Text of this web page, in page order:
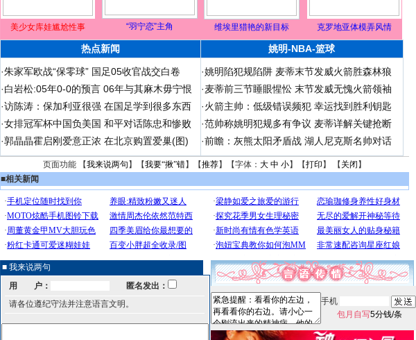
美少女库娃尴尬性事 “羽宁恋”主角 维埃里猎艳的新目标 克罗地亚体模弄风情
热点新闻 姚明-NBA-篮球
·朱家军欧战“保零球” 国足05收官战交白卷
·白岩松:05年0-0的预言 06年与其麻木毋宁恨
·访陈涛：保加利亚很强 在国足学到很多东西
·女排冠军杯中国负美国 和平对话陈忠和惨败
·郭晶晶霍启刚爱意正浓 在北京购置爱巢(图)
·姚明陷犯规陷阱 麦蒂末节发威火箭胜森林狼
·麦蒂前三节睡眼惺忪 末节发威无愧火箭领袖
·火箭主帅：低级错误频犯 幸运找到胜利钥匙
·范帅称姚明犯规多有争议 麦蒂详解关键抢断
·前瞻：灰熊太阳矛盾战 湖人尼克斯名帅对话
页面功能 【我来说两句 】【我要“揪”错】【推荐】【字体： 大 中 小】【打印 】 【 关闭 】
■相关新闻
■ 我来说两句
用 户：
匿名发出：
请各位遵纪守法并注意语言文明。
手机
包月自写5分钱/条